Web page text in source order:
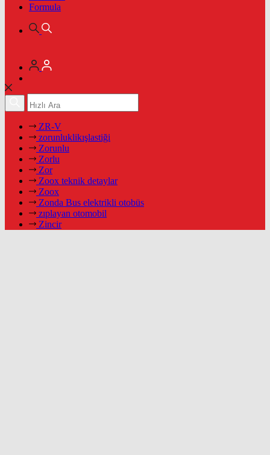
Formula
ZR-V
zorunluklikışlastiği
Zorunlu
Zorlu
Zor
Zoox teknik detaylar
Zoox
Zonda Bus elektrikli otobüs
zıplayan otomobil
Zincir